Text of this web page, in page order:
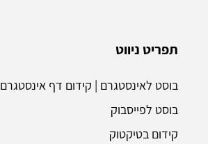
תפריט ניווט
בוסט לאינסטגרם | קידום דף אינסטגרם
בוסט לפייסבוק
קידום בטיקטוק